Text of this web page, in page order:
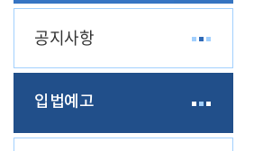
공지사항
입법예고